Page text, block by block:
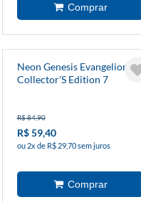
Neon Genesis Evangelion
Collector'S Edition 7
R$ 84,90
R$ 59,40
ou 2x de R$ 29,70 sem juros